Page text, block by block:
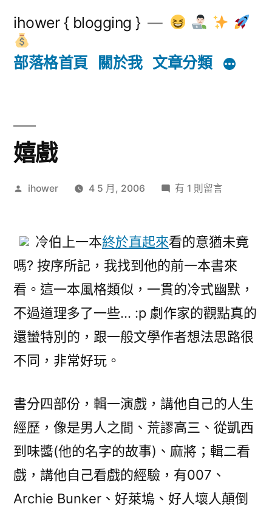
ihower { blogging }
部落格首頁 關於我 文章分類
嬉戲
作
ihower 4 5 月, 2006
在
中
有 1 則留言
冷伯上一本終於直起來看的意猶未竟
嗎? 按序所記，我找到他的前一本書來
看。這一本風格類似，一貫的冷式幽默，
不過道理多了一些… :p 劇作家的觀點真的
還蠻特別的，跟一般文學作者想法思路很
不同，非常好玩。
書分四部份，輯一演戲，講他自己的人生
經歷，像是男人之間、荒謬高三、從凱西
到味醬(他的名字的故事)、麻將；輯二看
戲，講他自己看戲的經驗，有007、
Archie Bunker、好萊塢、好人壞人顛倒